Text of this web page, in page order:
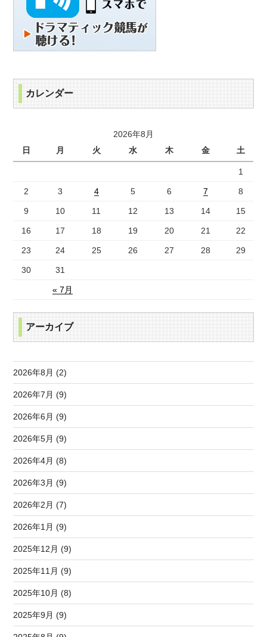
カレンダー
2026年8月
日
月 火 水 木 金 土
« 7月
1
2 3 4 5 6 7 8
9 10 11 12 13 14 15
16 17 18 19 20 21 22
23 24 25 26 27 28 29
30 31
アーカイブ
2026年8月 (2)
2026年7月 (9)
2026年6月 (9)
2026年5月 (9)
2026年4月 (8)
2026年3月 (9)
2026年2月 (7)
2026年1月 (9)
2025年12月 (9)
2025年11月 (9)
2025年10月 (8)
2025年9月 (9)